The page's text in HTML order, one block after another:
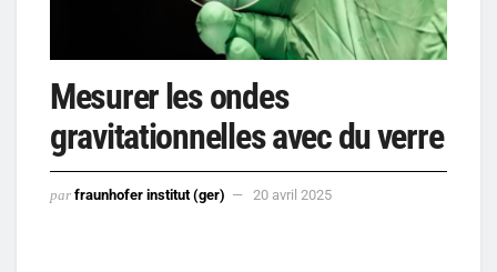
Mesurer les ondes
gravitationnelles avec du verre
par fraunhofer institut (ger) 20 avril 2025